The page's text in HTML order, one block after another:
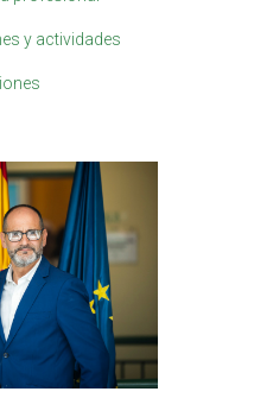
y actividades